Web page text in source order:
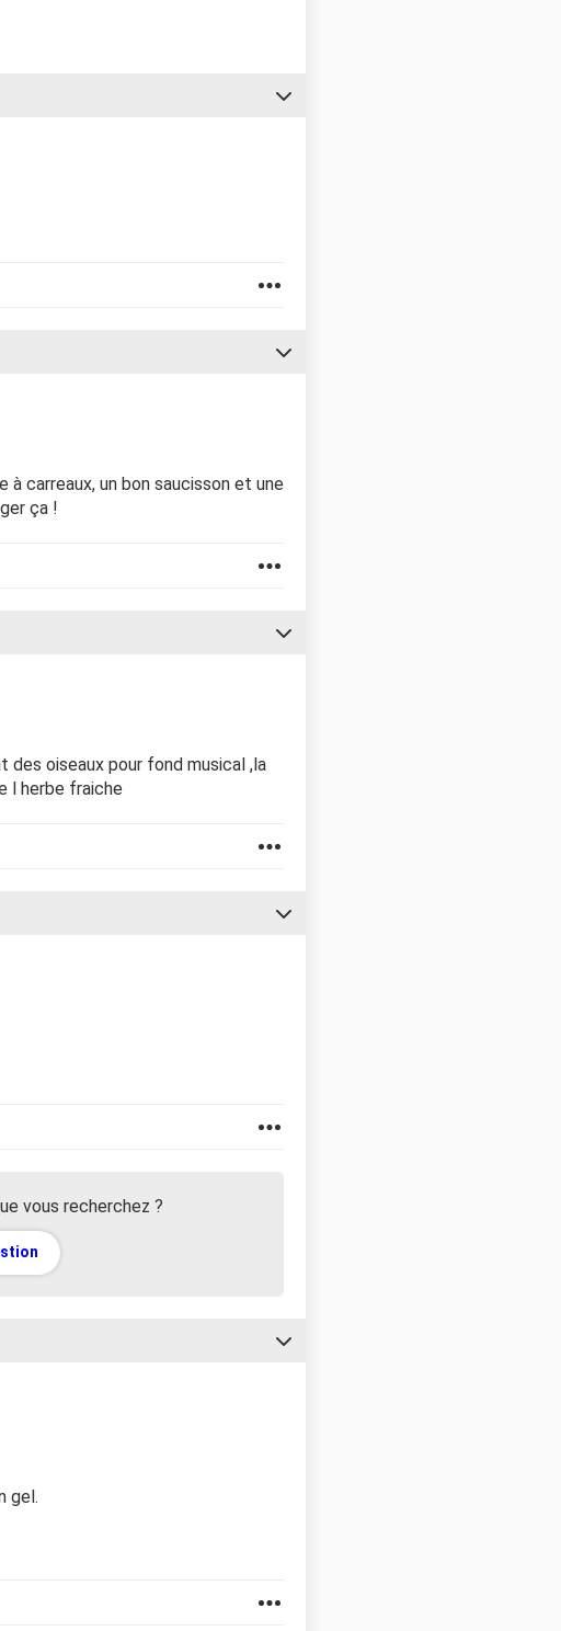
à carreaux, un bon saucisson et une
ça !
des oiseaux pour fond musical ,la
l herbe fraiche
vous recherchez ?
gel.